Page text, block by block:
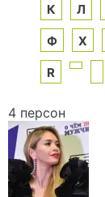
К Л
Ф Х
R
4 персон